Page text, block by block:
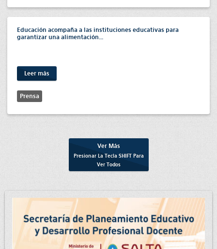
Educación acompaña a las instituciones educativas para
garantizar una alimentación...
Leer más
Prensa
Ver Más
Presionar La Tecla SHIFTPara
Ver Todos